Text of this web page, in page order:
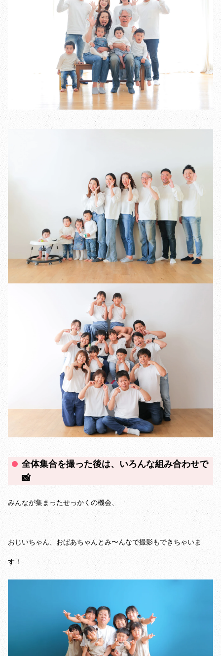
全体集合を撮った後は、いろんな組み合わせで
📸
みんなが集まったせっかくの機会、
おじいちゃん、おばあちゃんとみ〜んなで撮影もできちゃいま
す！